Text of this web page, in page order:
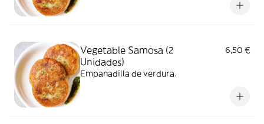
Vegetable Samosa (2
Unidades)
6,50 €
Empanadilla de verdura.